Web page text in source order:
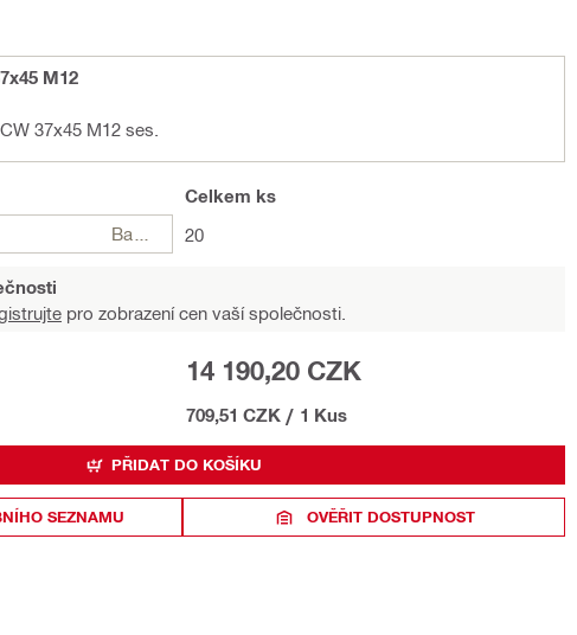
M12
37x45 M12 ses.
Celkem ks
20
pro zobrazení cen vaší společnosti.
14 190,20 CZK
709,51 CZK / 1 Kus
PŘIDAT DO KOŠÍKU
SEZNAMU OVĚŘIT DOSTUPNOST